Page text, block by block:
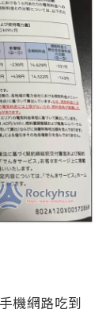
機網路吃到